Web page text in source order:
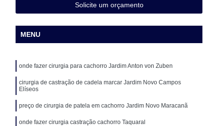
Solicite um orçamento
MENU
onde fazer cirurgia para cachorro Jardim Anton von Zuben
cirurgia de castração de cadela marcar Jardim Novo Campos
Elíseos
preço de cirurgia de patela em cachorro Jardim Novo Maracanã
onde fazer cirurgia castração cachorro Taquaral